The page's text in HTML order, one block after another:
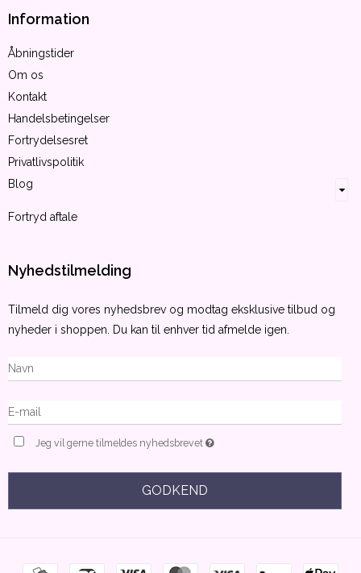
Information
Åbningstider
Om os
Kontakt
Handelsbetingelser
Fortrydelsesret
Privatlivspolitik
Blog
Fortryd aftale
Nyhedstilmelding
Tilmeld dig vores nyhedsbrev og modtag eksklusive tilbud og
nyheder i shoppen. Du kan til enhver tid afmelde igen.
Jeg vil gerne tilmeldes nyhedsbrevet
GODKEND